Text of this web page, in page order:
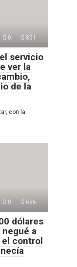
0 851
servicio
ver la
de la
con la
0 666
dólares
a
el control